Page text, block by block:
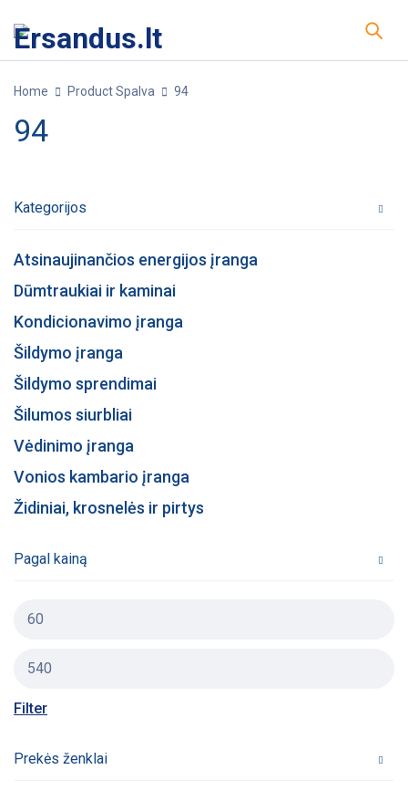
Home Product Spalva 94
94
Kategorijos
Atsinaujinančios energijos įranga
Dūmtraukiai ir kaminai
Kondicionavimo įranga
Šildymo įranga
Šildymo sprendimai
Šilumos siurbliai
Vėdinimo įranga
Vonios kambario įranga
Židiniai, krosnelės ir pirtys
Pagal kainą
Filter
Prekės ženklai